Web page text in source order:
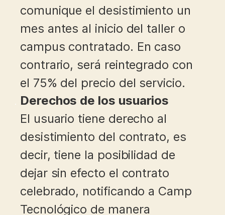
comunique el desistimiento un
mes antes al inicio del taller o
campus contratado. En caso
contrario, será reintegrado con
el 75% del precio del servicio.
Derechos de los usuarios
El usuario tiene derecho al
desistimiento del contrato, es
decir, tiene la posibilidad de
dejar sin efecto el contrato
celebrado, notificando a Camp
Tecnológico de manera